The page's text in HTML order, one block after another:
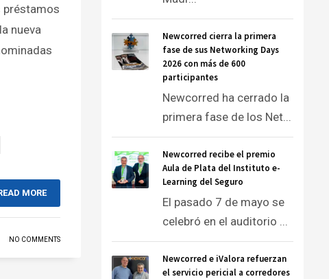
préstamos
nueva
MORE
NO COMMENTS
Newcorred cierra la primera
fase de sus Networking Days
2026 con más de 600
participantes
Newcorred ha cerrado la
primera fase de los Net...
Newcorred recibe el premio
Aula de Plata del Instituto e-
Learning del Seguro
El pasado 7 de mayo se
celebró en el auditorio ...
Newcorred e iValora refuerzan
el servicio pericial a corredores